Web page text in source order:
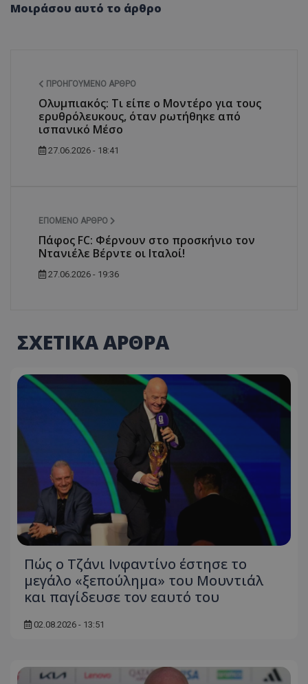
Μοιράσου αυτό το άρθρο
ΠΡΟΗΓΟΎΜΕΝΟ ΆΡΘΡΟ
Ολυμπιακός: Τι είπε ο Μοντέρο για τους
ερυθρόλευκους, όταν ρωτήθηκε από
ισπανικό Μέσο
27.06.2026 - 18:41
ΕΠΌΜΕΝΟ ΆΡΘΡΟ
Πάφος FC: Φέρνουν στο προσκήνιο τον
Ντανιέλε Βέρντε οι Ιταλοί!
27.06.2026 - 19:36
ΣΧΕΤΙΚΑ ΑΡΘΡΑ
Πώς ο Τζάνι Ινφαντίνο έστησε το
μεγάλο «ξεπούλημα» του Μουντιάλ
και παγίδευσε τον εαυτό του
02.08.2026 - 13:51